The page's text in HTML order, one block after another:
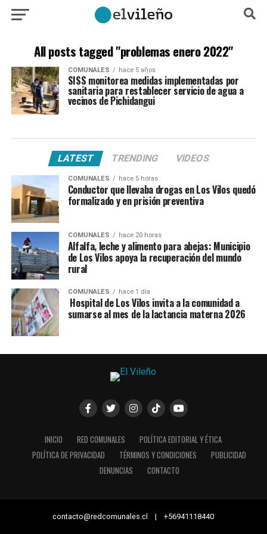
All posts tagged "problemas enero 2022"
COMUNALES hace 5 años
SISS monitorea medidas implementadas por
sanitaria para restablecer servicio de agua a
vecinos de Pichidangui
LATEST TRENDING VIDEOS
COMUNALES hace 5 horas
Conductor que llevaba drogas en Los Vilos quedó
formalizado y en prisión preventiva
COMUNALES hace 20 horas
Alfalfa, leche y alimento para abejas: Municipio
de Los Vilos apoya la recuperación del mundo
rural
COMUNALES hace 1 día
Hospital de Los Vilos invita a la comunidad a
sumarse al mes de la lactancia materna 2026
INICIO RED COMUNALES
POLÍTICA EDITORIAL Y ÉTICA
POLÍTICA DE PRIVACIDAD
TÉRMINOS Y CONDICIONES
PUBLICIDAD
DENUNCIAS
CONTACTO
contacto@redcomunales.cl | +56941118440